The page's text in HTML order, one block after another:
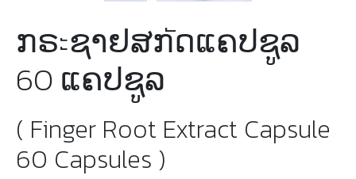
ກຣะຊາຢສກัດແຄປຊູລ
60 ແຄປຊູລ
( Finger Root Extract Capsule
60 Capsules )